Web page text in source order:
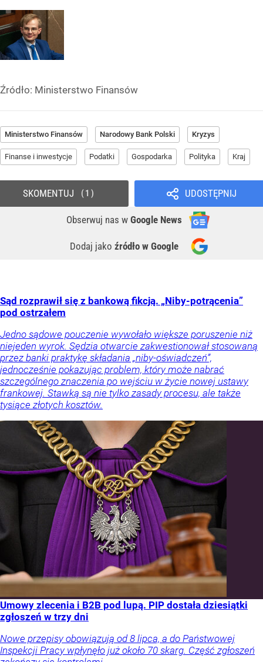
Źródło: Ministerstwo Finansów
Ministerstwo Finansów Narodowy Bank Polski Kryzys
Finanse i inwestycje Podatki Gospodarka Polityka Kraj
UDOSTĘPNIJ
Obserwuj nas w Google News
Dodaj jako źródło w Google
SKOMENTUJ 1
Sąd rozprawił się z bankową fikcją. „Niby-potrącenia”
pod ostrzałem
Jedno sądowe pouczenie wywołało większe poruszenie niż
niejeden wyrok. Sędzia otwarcie zakwestionował stosowaną
przez banki praktykę składania „niby-oświadczeń”,
jednocześnie pokazując problem, który może nabrać
szczególnego znaczenia po wejściu w życie nowej ustawy
frankowej. Stawką są nie tylko zasady procesu, ale także
tysiące złotych kosztów.
Umowy zlecenia i B2B pod lupą. PIP dostała dziesiątki
zgłoszeń w trzy dni
Nowe przepisy obowiązują od 8 lipca, a do Państwowej
Inspekcji Pracy wpłynęło już około 70 skarg. Część zgłoszeń